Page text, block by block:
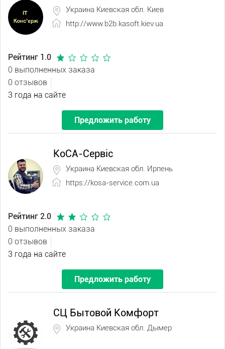
Украина Киевская обл. Киев
http://www.b2b.kasoft.kiev.ua
Рейтинг 1.0
0 выполненных заказа
0 отзывов
3 года на сайте
Предложить работу
КоСА-Сервіс
Украина Киевская обл. Ирпень
https://kosa-service.com.ua
Рейтинг 2.0
0 выполненных заказа
0 отзывов
3 года на сайте
Предложить работу
СЦ Бытовой Комфорт
Украина Киевская обл. Дымер